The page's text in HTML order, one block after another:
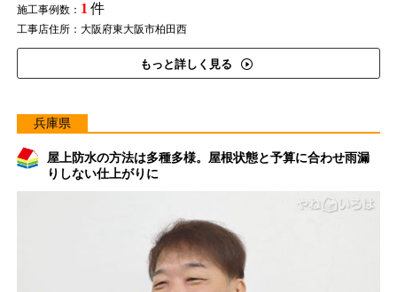
施工事例数： 1 件
工事店住所：大阪府東大阪市柏田西
もっと詳しく見る
兵庫県
屋上防水の方法は多種多様。屋根状態と予算に合わせ雨漏
りしない仕上がりに